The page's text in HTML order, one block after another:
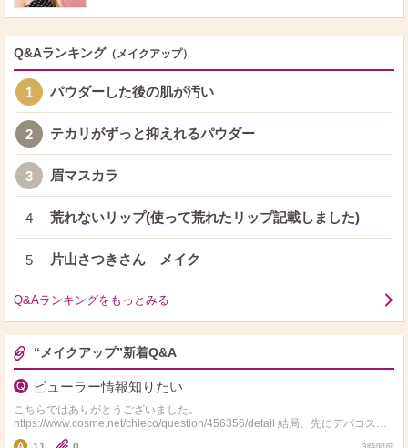
Q&Aランキング （メイクアップ）
1 パウダーした後の肌が汚い
2 テカリがずっと抑えれるパウダー
3 眉マスカラ
4 荒れないリップ(使って荒れたリップ記載しました)
5 片山さつきさん メイク
Q&Aランキングをもっとみる
“メイクアップ”新着Q&A
ビューラー情報知りたい
こちらではありがとうございました。
https://www.cosme.net/chieco/question/456356/detail 結局、先にデパコスで
ない資生堂のアイラッシュ…